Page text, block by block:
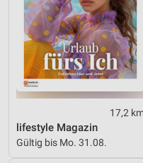
17,2
lifestyle Magazin
Gültig bis Mo. 31.08.
Verwendung reduzierter
Werbeanzeigen
Erstellung von Profilen
Werbung
Verwendung von Profilen
personalisierter Werbung
Erstellung von Profilen
von Inhalten